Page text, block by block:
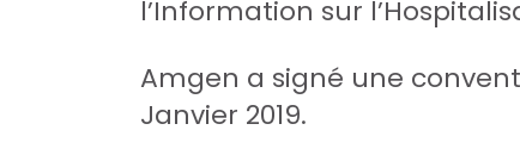
l’Information sur
Amgen a signé une
Janvier 2019.